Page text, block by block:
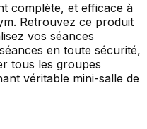
complète, et efficace à
Retrouvez ce produit
vos séances
en toute sécurité,
tous les groupes
véritable mini-salle de